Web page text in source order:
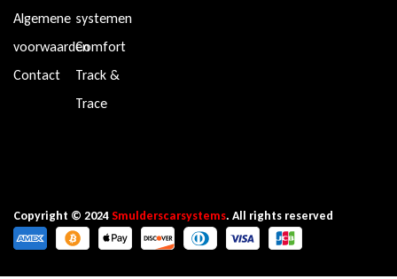
Algemene
voorwaarden
Contact
systemen
Comfort
Track &
Trace
Copyright © 2024Smulderscarsystems. All rights reserved